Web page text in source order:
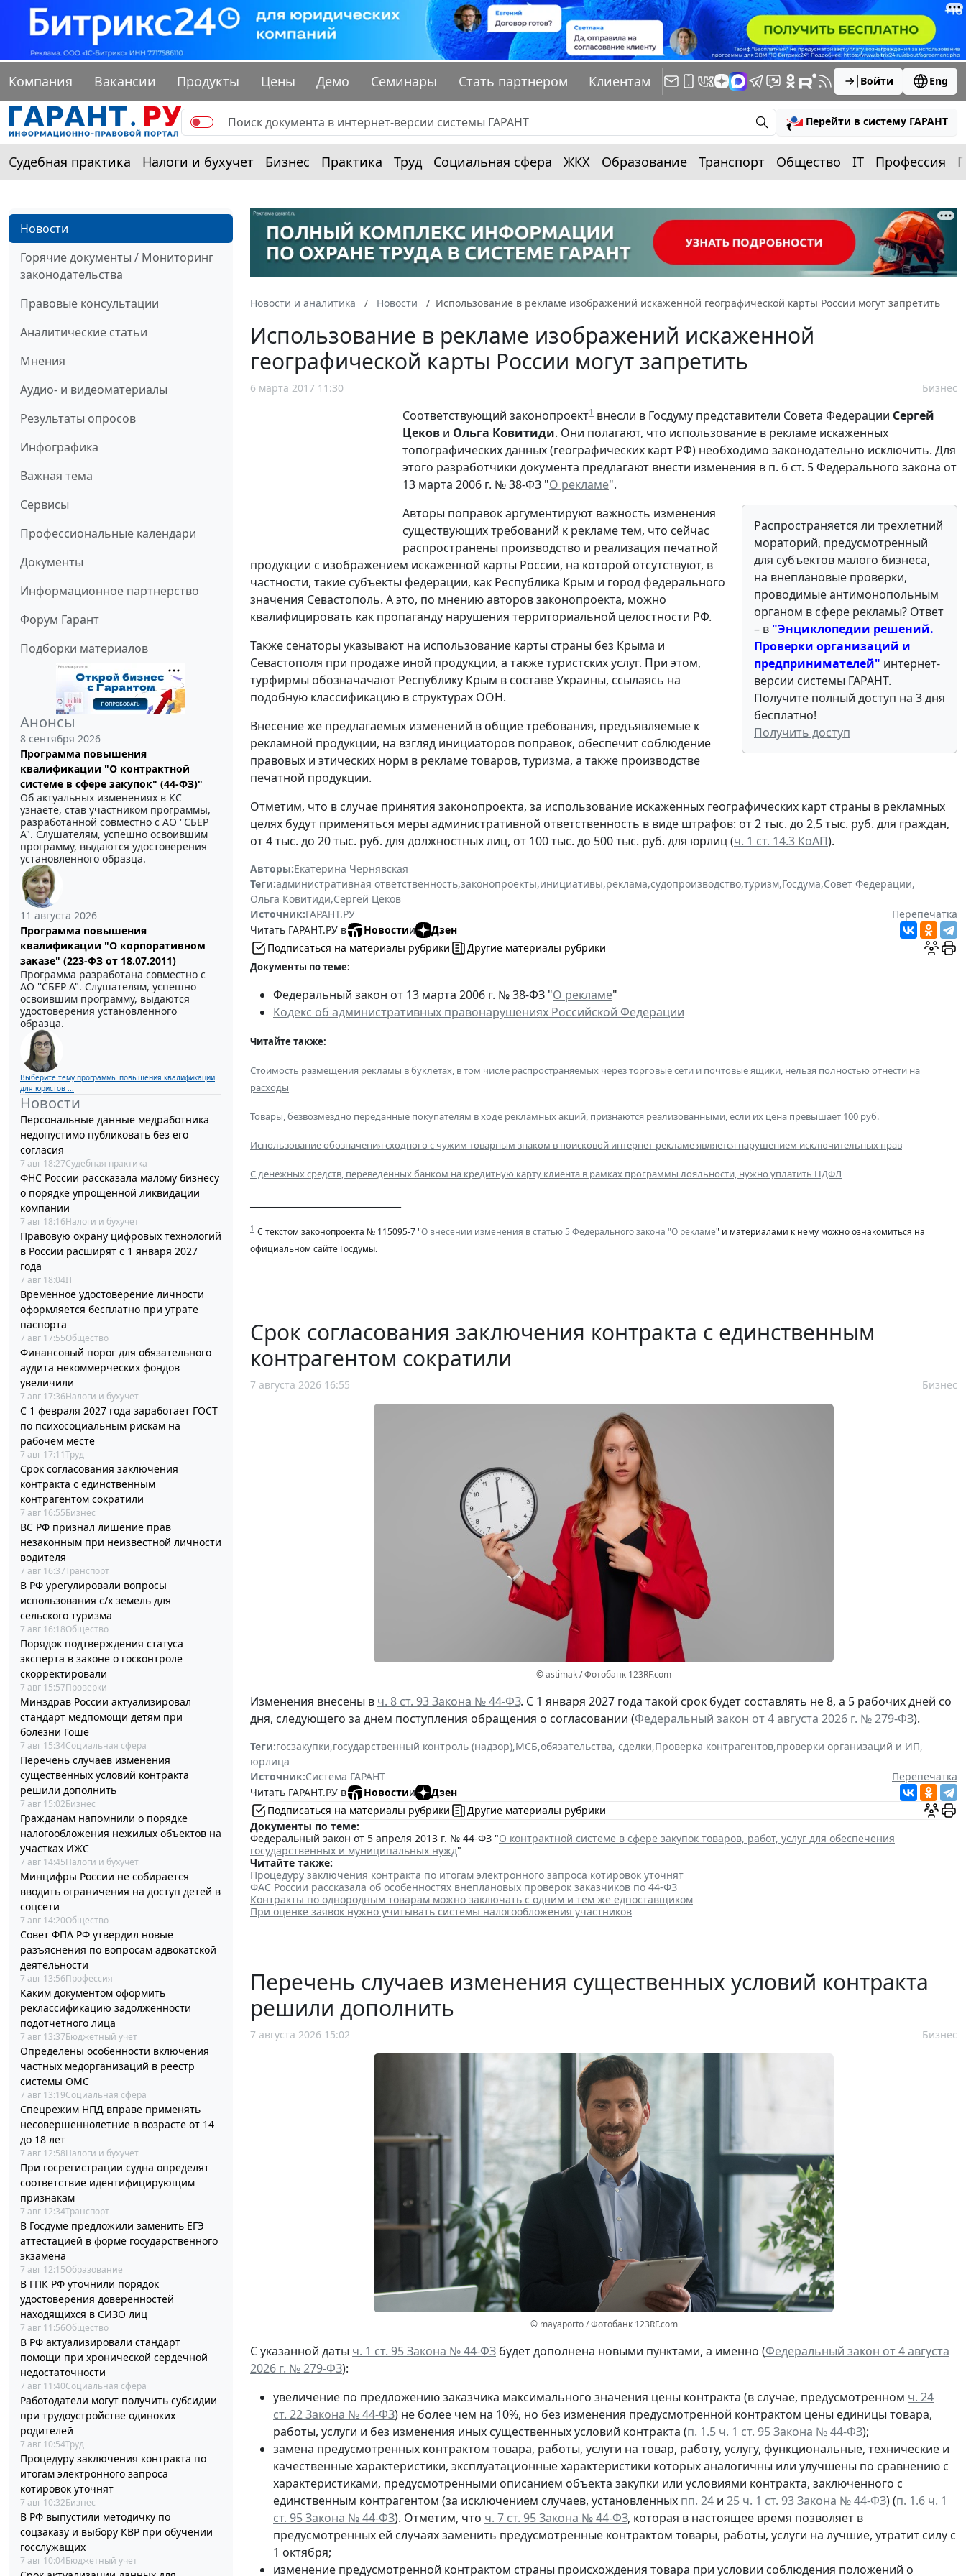
Компания Вакансии Продукты Цены Демо Семинары Стать партнером Клиентам Войти Eng
Перейти в систему ГАРАНТ
Судебная практика Налоги и бухучет Бизнес Практика Труд Социальная сфера ЖКХ Образование Транспорт Общество IT Профессия
Новости
Горячие документы / Мониторинг
законодательства
Правовые консультации
Аналитические статьи
Мнения
Аудио- и видеоматериалы
Результаты опросов
Инфографика
Важная тема
Сервисы
Профессиональные календари
Документы
Информационное партнерство
Форум Гарант
Подборки материалов
Анонсы
8 сентября 2026
Программа повышения
квалификации "О контрактной
системе в сфере закупок" (44-ФЗ)"
Об актуальных изменениях в КС
узнаете, став участником программы,
разработанной совместно с АО ''СБЕР
А". Слушателям, успешно освоившим
программу, выдаются удостоверения
установленного образца.
11 августа 2026
Программа повышения
квалификации "О корпоративном
заказе" (223-ФЗ от 18.07.2011)
Программа разработана совместно с
АО ''СБЕР А". Слушателям, успешно
освоившим программу, выдаются
удостоверения установленного
образца.
Выберите тему программы повышения квалификации
для юристов ...
Новости
Персональные данные медработника
недопустимо публиковать без его
согласия
7 авг 18:27Судебная практика
ФНС России рассказала малому бизнесу
о порядке упрощенной ликвидации
компании
7 авг 18:16Налоги и бухучет
Правовую охрану цифровых технологий
в России расширят с 1 января 2027
года
7 авг 18:04IT
Временное удостоверение личности
оформляется бесплатно при утрате
паспорта
7 авг 17:55Общество
Финансовый порог для обязательного
аудита некоммерческих фондов
увеличили
7 авг 17:36Налоги и бухучет
С 1 февраля 2027 года заработает ГОСТ
по психосоциальным рискам на
рабочем месте
7 авг 17:11Труд
Срок согласования заключения
контракта с единственным
контрагентом сократили
7 авг 16:55Бизнес
ВС РФ признал лишение прав
незаконным при неизвестной личности
водителя
7 авг 16:37Транспорт
В РФ урегулировали вопросы
использования с/х земель для
сельского туризма
7 авг 16:18Общество
Порядок подтверждения статуса
эксперта в законе о госконтроле
скорректировали
7 авг 15:57Проверки
Минздрав России актуализировал
стандарт медпомощи детям при
болезни Гоше
7 авг 15:34Социальная сфера
Перечень случаев изменения
существенных условий контракта
решили дополнить
7 авг 15:02Бизнес
Гражданам напомнили о порядке
налогообложения нежилых объектов на
участках ИЖС
7 авг 14:45Налоги и бухучет
Минцифры России не собирается
вводить ограничения на доступ детей в
соцсети
7 авг 14:20Общество
Совет ФПА РФ утвердил новые
разъяснения по вопросам адвокатской
деятельности
7 авг 13:56Профессия
Каким документом оформить
реклассификацию задолженности
подотчетного лица
7 авг 13:37Бюджетный учет
Определены особенности включения
частных медорганизаций в реестр
системы ОМС
7 авг 13:19Социальная сфера
Спецрежим НПД вправе применять
несовершеннолетние в возрасте от 14
до 18 лет
7 авг 12:58Налоги и бухучет
При госрегистрации судна определят
соответствие идентифицирующим
признакам
7 авг 12:34Транспорт
В Госдуме предложили заменить ЕГЭ
аттестацией в форме государственного
экзамена
7 авг 12:15Образование
В ГПК РФ уточнили порядок
удостоверения доверенностей
находящихся в СИЗО лиц
7 авг 11:56Общество
В РФ актуализировали стандарт
помощи при хронической сердечной
недостаточности
7 авг 11:40Социальная сфера
Работодатели могут получить субсидии
при трудоустройстве одиноких
родителей
7 авг 10:54Труд
Процедуру заключения контракта по
итогам электронного запроса
котировок уточнят
7 авг 10:32Бизнес
В РФ выпустили методичку по
соцзаказу и выбору КВР при обучении
госслужащих
7 авг 10:04Бюджетный учет
Новости и аналитика Новости Использование в рекламе изображений искаженной географической карты России могут запретить
Использование в рекламе изображений искаженной
географической карты России могут запретить
6 марта 2017 11:30 Бизнес
Соответствующий законопроект1 внесли в Госдуму представители Совета Федерации Сергей
Цеков и Ольга Ковитиди. Они полагают, что использование в рекламе искаженных
топографических данных (географических карт РФ) необходимо законодательно исключить. Для
этого разработчики документа предлагают внести изменения в п. 6 ст. 5 Федерального закона от
13 марта 2006 г. № 38-ФЗ "О рекламе".
Распространяется ли трехлетний
мораторий, предусмотренный
для субъектов малого бизнеса,
на внеплановые проверки,
проводимые антимонопольным
органом в сфере рекламы? Ответ
– в "Энциклопедии решений.
Проверки организаций и
предпринимателей" интернет-
версии системы ГАРАНТ.
Получите полный доступ на 3 дня
бесплатно!
Получить доступ
Авторы поправок аргументируют важность изменения
существующих требований к рекламе тем, что сейчас
распространены производство и реализация печатной
продукции c изображением искаженной карты России, на которой отсутствуют, в
частности, такие субъекты федерации, как Республика Крым и город федерального
значения Севастополь. А это, по мнению авторов законопроекта, можно
квалифицировать как пропаганду нарушения территориальной целостности РФ.
Также сенаторы указывают на использование карты страны без Крыма и
Севастополя при продаже иной продукции, а также туристских услуг. При этом,
турфирмы обозначачают Республику Крым в составе Украины, ссылаясь на
подобную классификацию в структурах ООН.
Внесение же предлагаемых изменений в общие требования, предъявляемые к
рекламной продукции, на взгляд инициаторов поправок, обеспечит соблюдение
правовых и этических норм в рекламе товаров, туризма, а также производстве
печатной продукции.
Отметим, что в случае принятия законопроекта, за использование искаженных географических карт страны в рекламных
целях будут применяться меры административной ответственность в виде штрафов: от 2 тыс. до 2,5 тыс. руб. для граждан,
от 4 тыс. до 20 тыс. руб. для должностных лиц, от 100 тыс. до 500 тыс. руб. для юрлиц (ч. 1 ст. 14.3 КоАП).
Авторы:Екатерина Чернявская
Теги:административная ответственность,законопроекты,инициативы,реклама,судопроизводство,туризм,Госдума,Совет Федерации,
Ольга Ковитиди,Сергей Цеков
Источник:ГАРАНТ.РУ
Перепечатка
Читать ГАРАНТ.РУ в
Новостии
Дзен
Подписаться на материалы рубрики
Другие материалы рубрики
Документы по теме:
Федеральный закон от 13 марта 2006 г. № 38-ФЗ "О рекламе"
Кодекс об административных правонарушениях Российской Федерации
Читайте также:
Стоимость размещения рекламы в буклетах, в том числе распространяемых через торговые сети и почтовые ящики, нельзя полностью отнести на
расходы
Товары, безвозмездно переданные покупателям в ходе рекламных акций, признаются реализованными, если их цена превышает 100 руб.
Использование обозначения сходного с чужим товарным знаком в поисковой интернет-рекламе является нарушением исключительных прав
С денежных средств, переведенных банком на кредитную карту клиента в рамках программы лояльности, нужно уплатить НДФЛ
1 С текстом законопроекта № 115095-7 "О внесении изменения в статью 5 Федерального закона "О рекламе" и материалами к нему можно ознакомиться на
официальном сайте Госдумы.
Срок согласования заключения контракта с единственным
контрагентом сократили
7 августа 2026 16:55 Бизнес
© astimak / Фотобанк 123RF.com
Изменения внесены в ч. 8 ст. 93 Закона № 44-ФЗ. С 1 января 2027 года такой срок будет составлять не 8, а 5 рабочих дней со
дня, следующего за днем поступления обращения о согласовании (Федеральный закон от 4 августа 2026 г. № 279-ФЗ).
Теги:госзакупки,государственный контроль (надзор),МСБ,обязательства, сделки,Проверка контрагентов,проверки организаций и ИП,
юрлица
Источник:Система ГАРАНТ
Перепечатка
Читать ГАРАНТ.РУ в
Новостии
Дзен
Подписаться на материалы рубрики
Другие материалы рубрики
Документы по теме:
Федеральный закон от 5 апреля 2013 г. № 44-ФЗ "О контрактной системе в сфере закупок товаров, работ, услуг для обеспечения
государственных и муниципальных нужд"
Читайте также:
Процедуру заключения контракта по итогам электронного запроса котировок уточнят
ФАС России рассказала об особенностях внеплановых проверок заказчиков по 44-ФЗ
Контракты по однородным товарам можно заключать с одним и тем же едпоставщиком
При оценке заявок нужно учитывать системы налогообложения участников
Перечень случаев изменения существенных условий контракта
решили дополнить
7 августа 2026 15:02 Бизнес
© mayaporto / Фотобанк 123RF.com
С указанной даты ч. 1 ст. 95 Закона № 44-ФЗ будет дополнена новыми пунктами, а именно (Федеральный закон от 4 августа
2026 г. № 279-ФЗ):
увеличение по предложению заказчика максимального значения цены контракта (в случае, предусмотренном ч. 24
ст. 22 Закона № 44-ФЗ) не более чем на 10%, но без изменения предусмотренной контрактом цены единицы товара,
работы, услуги и без изменения иных существенных условий контракта (п. 1.5 ч. 1 ст. 95 Закона № 44-ФЗ);
замена предусмотренных контрактом товара, работы, услуги на товар, работу, услугу, функциональные, технические и
качественные характеристики, эксплуатационные характеристики которых аналогичны или улучшены по сравнению с
характеристиками, предусмотренными описанием объекта закупки или условиями контракта, заключенного с
единственным контрагентом (за исключением случаев, установленных пп. 24 и 25 ч. 1 ст. 93 Закона № 44-ФЗ) (п. 1.6 ч. 1
ст. 95 Закона № 44-ФЗ). Отметим, что ч. 7 ст. 95 Закона № 44-ФЗ, которая в настоящее время позволяет в
предусмотренных ей случаях заменить предусмотренные контрактом товары, работы, услуги на лучшие, утратит силу с
1 октября;
изменение предусмотренной контрактом страны происхождения товара при условии соблюдения положений о